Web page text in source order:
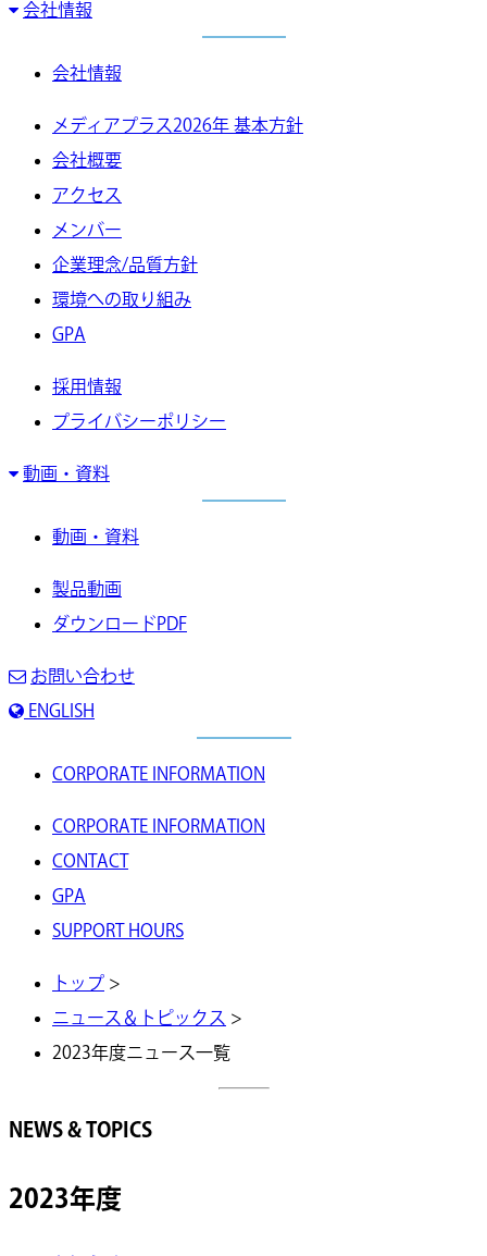
会社情報
会社情報
メディアプラス2026年 基本方針
会社概要
アクセス
メンバー
企業理念/品質方針
環境への取り組み
GPA
採用情報
プライバシーポリシー
動画・資料
動画・資料
製品動画
ダウンロードPDF
お問い合わせ
ENGLISH
CORPORATE INFORMATION
CORPORATE INFORMATION
CONTACT
GPA
SUPPORT HOURS
トップ >
ニュース＆トピックス >
2023年度ニュース一覧
NEWS & TOPICS
2023年度